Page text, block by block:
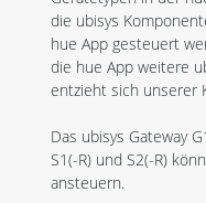
die ubisys
hue App gesteuert
die hue App weitere
entzieht sich unserer
Das ubisys Gateway
S1(-R) und S2(-R)
ansteuern.